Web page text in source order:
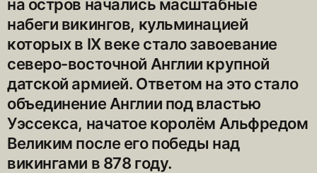
на остров начались масштабные
набеги викингов, кульминацией
которых в IX веке стало завоевание
северо-восточной Англии крупной
датской армией. Ответом на это стало
объединение Англии под властью
Уэссекса, начатое королём Альфредом
Великим после его победы над
викингами в 878 году.